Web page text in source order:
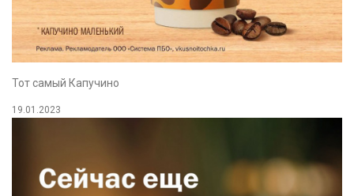
Тот самый Капучино
19.01.2023